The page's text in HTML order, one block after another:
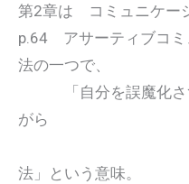
第2章は コミュニケー
p.64 アサーティブコミ
法の一つで、
「自分を誤魔化さず
がら
気持ちよく
法」という意味。